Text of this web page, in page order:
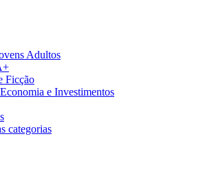
Adultos
Ficção
e Investimentos
categorias